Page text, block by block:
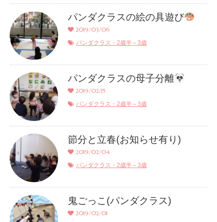
パンダクラスの絵の具遊び
2019/03/06
パンダクラス・2歳半～3歳
パンダクラスの母子分離
2019/02/15
パンダクラス・2歳半～3歳
節分と立春(お知らせ有り)
2019/02/04
パンダクラス・2歳半～3歳
鬼ごっこ(パンダクラス)
2019/02/01